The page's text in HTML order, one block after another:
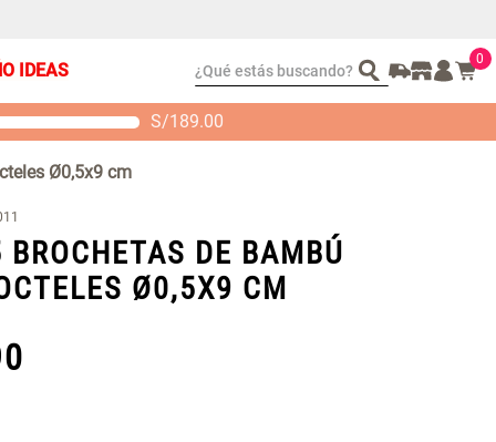
IDEAS ¿Qué estás buscando? 0
S/189.00
Ø0,5x9 cm
DE BAMBÚ
Ø0,5X9 CM